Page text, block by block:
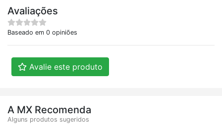
Avaliações
Baseado em 0 opiniões
Avalie este produto
A MX Recomenda
Alguns produtos sugeridos